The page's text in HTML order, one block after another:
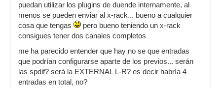
puedan utilizar los plugins de duende internamente, al
menos se pueden enviar al x-rack... bueno a cualquier
cosa que tengas
pero bueno teniendo un x-rack
consigues tener dos canales completos
me ha parecido entender que hay no se que entradas
que podrían configurarse aparte de los previos... serán
las spdif? será la EXTERNAL L-R? es decir habría 4
entradas en total, no?